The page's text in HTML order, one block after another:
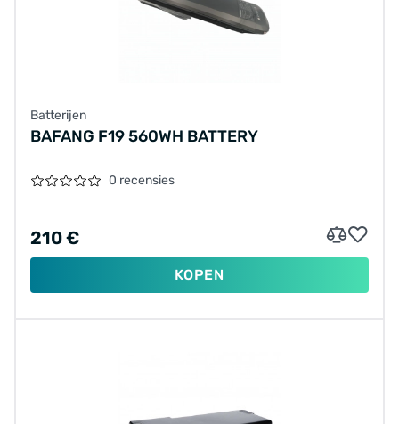
Batterijen
BAFANG F19 560WH BATTERY
0 recensies
210 €
KOPEN